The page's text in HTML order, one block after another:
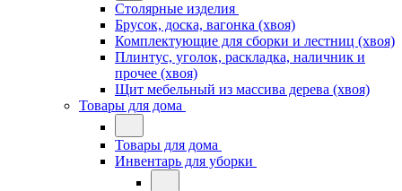
Столярные изделия
Брусок, доска, вагонка (хвоя)
Комплектующие для сборки и лестниц (хвоя)
Плинтус, уголок, раскладка, наличник и
прочее (хвоя)
Щит мебельный из массива дерева (хвоя)
Товары для дома
Товары для дома
Инвентарь для уборки